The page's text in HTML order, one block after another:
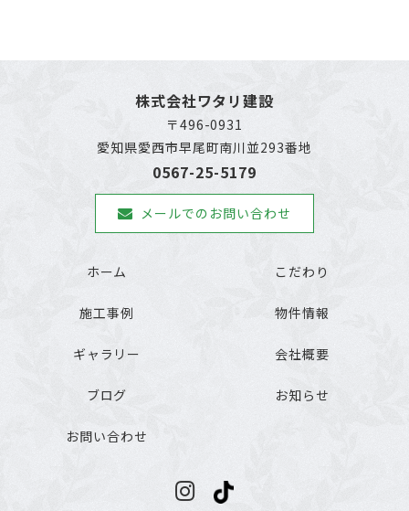
株式会社ワタリ建設
〒496-0931
愛知県愛西市早尾町南川並293番地
0567-25-5179
メールでのお問い合わせ
ホーム こだわり
施工事例 物件情報
ギャラリー 会社概要
ブログ お知らせ
お問い合わせ